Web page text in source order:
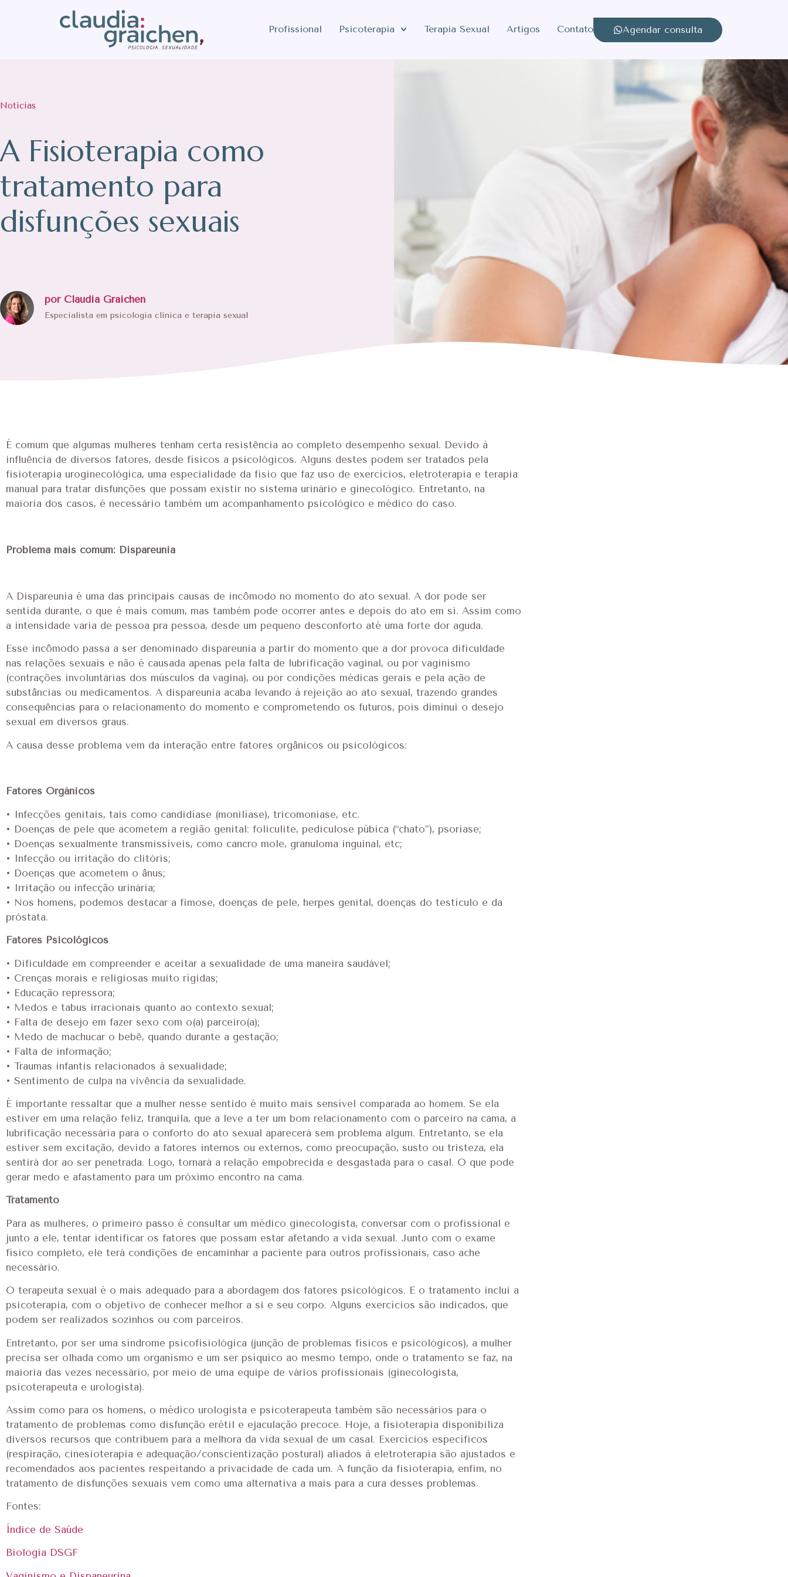
Agendar consulta
Profissional Psicoterapia Terapia Sexual Artigos Contato
Notícias
A Fisioterapia como
tratamento para
disfunções sexuais
por Claudia Graichen
Especialista em psicologia clínica e terapia sexual
É comum que algumas mulheres tenham certa resistência ao completo desempenho sexual. Devido à
influência de diversos fatores, desde físicos a psicológicos. Alguns destes podem ser tratados pela
fisioterapia uroginecológica, uma especialidade da fisio que faz uso de exercícios, eletroterapia e terapia
manual para tratar disfunções que possam existir no sistema urinário e ginecológico. Entretanto, na
maioria dos casos, é necessário também um acompanhamento psicológico e médico do caso.
Problema mais comum: Dispareunia
A Dispareunia é uma das principais causas de incômodo no momento do ato sexual. A dor pode ser
sentida durante, o que é mais comum, mas também pode ocorrer antes e depois do ato em si. Assim como
a intensidade varia de pessoa pra pessoa, desde um pequeno desconforto até uma forte dor aguda.
Esse incômodo passa a ser denominado dispareunia a partir do momento que a dor provoca dificuldade
nas relações sexuais e não é causada apenas pela falta de lubrificação vaginal, ou por vaginismo
(contrações involuntárias dos músculos da vagina), ou por condições médicas gerais e pela ação de
substâncias ou medicamentos. A dispareunia acaba levando à rejeição ao ato sexual, trazendo grandes
consequências para o relacionamento do momento e comprometendo os futuros, pois diminui o desejo
sexual em diversos graus.
A causa desse problema vem da interação entre fatores orgânicos ou psicológicos:
Fatores Orgânicos
• Infecções genitais, tais como candidíase (monilíase), tricomoníase, etc.
• Doenças de pele que acometem a região genital: foliculite, pediculose púbica (“chato”), psoríase;
• Doenças sexualmente transmissíveis, como cancro mole, granuloma inguinal, etc;
• Infecção ou irritação do clitóris;
• Doenças que acometem o ânus;
• Irritação ou infecção urinária;
• Nos homens, podemos destacar a fimose, doenças de pele, herpes genital, doenças do testículo e da
próstata.
Fatores Psicológicos
• Dificuldade em compreender e aceitar a sexualidade de uma maneira saudável;
• Crenças morais e religiosas muito rígidas;
• Educação repressora;
• Medos e tabus irracionais quanto ao contexto sexual;
• Falta de desejo em fazer sexo com o(a) parceiro(a);
• Medo de machucar o bebê, quando durante a gestação;
• Falta de informação;
• Traumas infantis relacionados à sexualidade;
• Sentimento de culpa na vivência da sexualidade.
É importante ressaltar que a mulher nesse sentido é muito mais sensível comparada ao homem. Se ela
estiver em uma relação feliz, tranquila, que a leve a ter um bom relacionamento com o parceiro na cama, a
lubrificação necessária para o conforto do ato sexual aparecerá sem problema algum. Entretanto, se ela
estiver sem excitação, devido a fatores internos ou externos, como preocupação, susto ou tristeza, ela
sentirá dor ao ser penetrada. Logo, tornará a relação empobrecida e desgastada para o casal. O que pode
gerar medo e afastamento para um próximo encontro na cama.
Tratamento
Para as mulheres, o primeiro passo é consultar um médico ginecologista, conversar com o profissional e
junto a ele, tentar identificar os fatores que possam estar afetando a vida sexual. Junto com o exame
físico completo, ele terá condições de encaminhar a paciente para outros profissionais, caso ache
necessário.
O terapeuta sexual é o mais adequado para a abordagem dos fatores psicológicos. E o tratamento inclui a
psicoterapia, com o objetivo de conhecer melhor a si e seu corpo. Alguns exercícios são indicados, que
podem ser realizados sozinhos ou com parceiros.
Entretanto, por ser uma síndrome psicofisiológica (junção de problemas físicos e psicológicos), a mulher
precisa ser olhada como um organismo e um ser psíquico ao mesmo tempo, onde o tratamento se faz, na
maioria das vezes necessário, por meio de uma equipe de vários profissionais (ginecologista,
psicoterapeuta e urologista).
Assim como para os homens, o médico urologista e psicoterapeuta também são necessários para o
tratamento de problemas como disfunção erétil e ejaculação precoce. Hoje, a fisioterapia disponibiliza
diversos recursos que contribuem para a melhora da vida sexual de um casal. Exercícios específicos
(respiração, cinesioterapia e adequação/conscientização postural) aliados à eletroterapia são ajustados e
recomendados aos pacientes respeitando a privacidade de cada um. A função da fisioterapia, enfim, no
tratamento de disfunções sexuais vem como uma alternativa a mais para a cura desses problemas.
Fontes:
Índice de Saúde
Biologia DSGF